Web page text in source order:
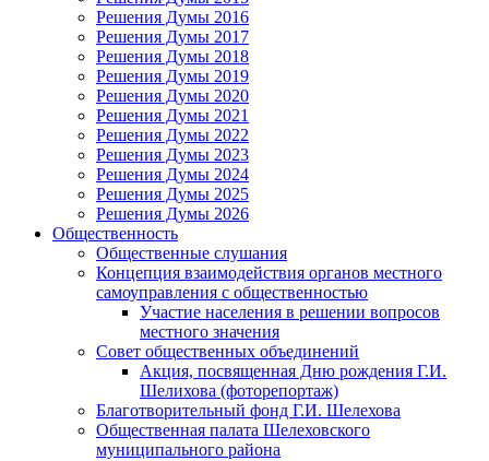
Решения Думы 2016
Решения Думы 2017
Решения Думы 2018
Решения Думы 2019
Решения Думы 2020
Решения Думы 2021
Решения Думы 2022
Решения Думы 2023
Решения Думы 2024
Решения Думы 2025
Решения Думы 2026
Общественность
Общественные слушания
Концепция взаимодействия органов местного
самоуправления с общественностью
Участие населения в решении вопросов
местного значения
Совет общественных объединений
Акция, посвященная Дню рождения Г.И.
Шелихова (фоторепортаж)
Благотворительный фонд Г.И. Шелехова
Общественная палата Шелеховского
муниципального района